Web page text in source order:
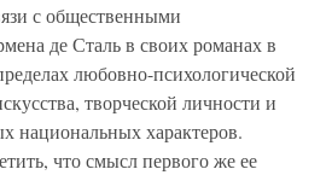
с общественными
де Сталь в своих романах в
любовно-психологической
творческой личности и
национальных характеров.
что смысл первого же ее